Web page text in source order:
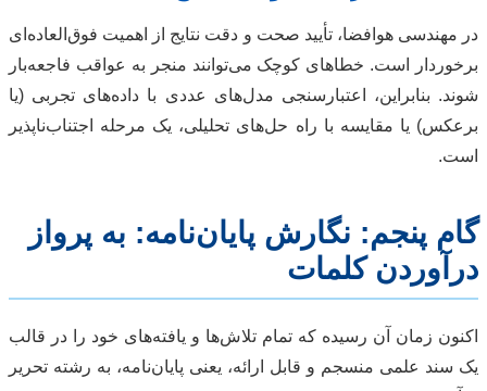
در مهندسی هوافضا، تأیید صحت و دقت نتایج از اهمیت فوق‌العاده‌ای
برخوردار است. خطاهای کوچک می‌توانند منجر به عواقب فاجعه‌بار
شوند. بنابراین، اعتبارسنجی مدل‌های عددی با داده‌های تجربی (یا
برعکس) یا مقایسه با راه حل‌های تحلیلی، یک مرحله اجتناب‌ناپذیر
است.
گام پنجم: نگارش پایان‌نامه: به پرواز
درآوردن کلمات
اکنون زمان آن رسیده که تمام تلاش‌ها و یافته‌های خود را در قالب
یک سند علمی منسجم و قابل ارائه، یعنی پایان‌نامه، به رشته تحریر